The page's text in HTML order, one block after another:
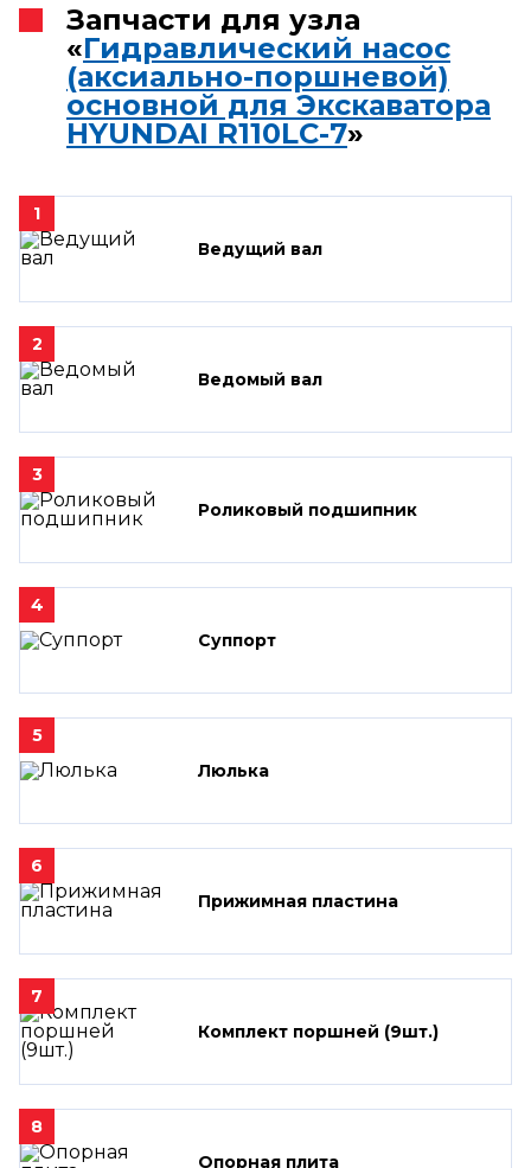
Запчасти для узла
«Гидравлический насос
(аксиально-поршневой)
основной для Экскаватора
HYUNDAI R110LC-7»
1
Ведущий вал
2
Ведомый вал
3
Роликовый подшипник
4
Суппорт
5
Люлька
6
Прижимная пластина
7
Комплект поршней (9шт.)
8
Опорная плита